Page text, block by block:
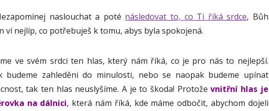
naslouchat a poté následovat to, co Ti říká srdce, Bůh
ví nejlíp, co potřebuješ k tomu, abys byla spokojená.
ve svém srdci ten hlas, který nám říká, co je pro nás to nejlepší.
budeme zahleděni do minulosti, nebo se naopak budeme upínat
tak ten hlas neuslyšíme. A je to škoda! Protoževnitřní hlas je
na dálnici, která nám říká, kde máme odbočit, abychom dojeli